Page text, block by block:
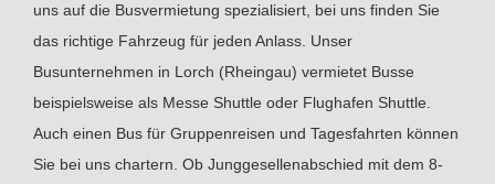
uns auf die Busvermietung spezialisiert, bei uns finden Sie
das richtige Fahrzeug für jeden Anlass. Unser
Busunternehmen in Lorch (Rheingau) vermietet Busse
beispielsweise als Messe Shuttle oder Flughafen Shuttle.
Auch einen Bus für Gruppenreisen und Tagesfahrten können
Sie bei uns chartern. Ob Junggesellenabschied mit dem 8-